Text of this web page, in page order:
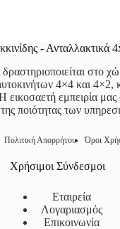
- Ανταλλακτικά
στο
4×4 και 4×2,
εικοσαετή εμπειρία μας
ποιότητας των
Πολιτική Απορρήτου Όροι
Χρήσιμοι Σύνδεσμοι
Εταιρεία
Λογαριασμός
Επικοινωνία